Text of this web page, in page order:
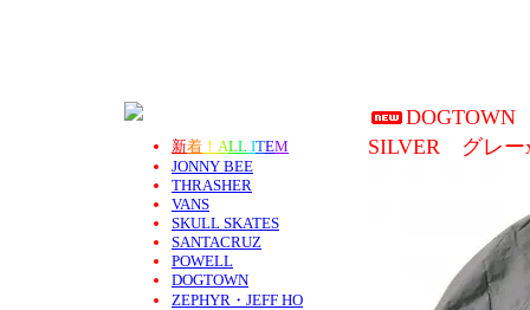
新着 ！ ALL ITEM
JONNY BEE
THRASHER
VANS
SKULL SKATES
SANTACRUZ
POWELL
DOGTOWN
ZEPHYR・JEFF HO
SILVER グレー